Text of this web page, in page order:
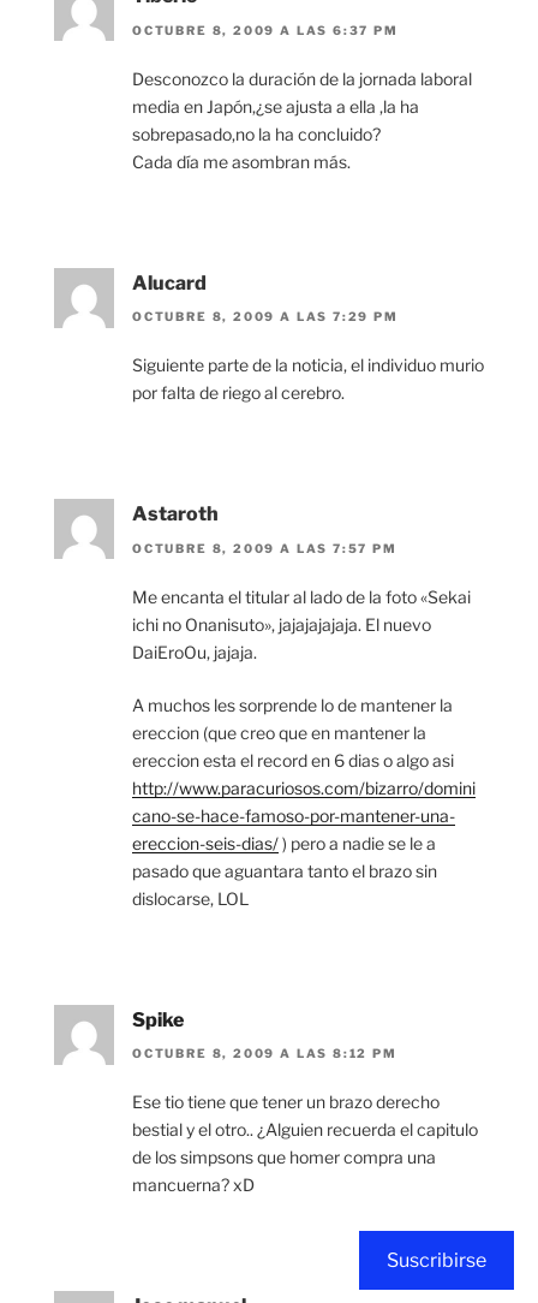
OCTUBRE 8, 2009 A LAS 6:37 PM
Desconozco la duración de la jornada laboral
media en Japón,¿se ajusta a ella ,la ha
sobrepasado,no la ha concluido?
Cada día me asombran más.
Alucard
OCTUBRE 8, 2009 A LAS 7:29 PM
Siguiente parte de la noticia, el individuo murio
por falta de riego al cerebro.
Astaroth
OCTUBRE 8, 2009 A LAS 7:57 PM
Me encanta el titular al lado de la foto «Sekai
ichi no Onanisuto», jajajajajaja. El nuevo
DaiEroOu, jajaja.
A muchos les sorprende lo de mantener la
ereccion (que creo que en mantener la
ereccion esta el record en 6 dias o algo asi
http://www.paracuriosos.com/bizarro/domini
cano-se-hace-famoso-por-mantener-una-
ereccion-seis-dias/) pero a nadie se le a
pasado que aguantara tanto el brazo sin
dislocarse, LOL
Spike
OCTUBRE 8, 2009 A LAS 8:12 PM
Ese tio tiene que tener un brazo derecho
bestial y el otro.. ¿Alguien recuerda el capitulo
de los simpsons que homer compra una
mancuerna? xD
Suscribirse